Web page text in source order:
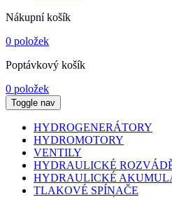
Nákupní košík
0 položek
Poptávkový košík
0 položek
Toggle nav
HYDROGENERÁTORY
HYDROMOTORY
VENTILY
HYDRAULICKÉ
HYDRAULICKÉ
TLAKOVÉ SPÍNAČE